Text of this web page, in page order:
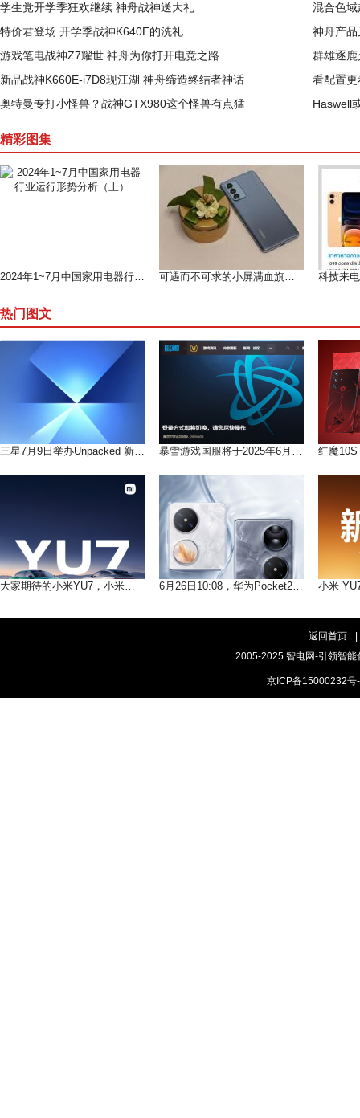
学生党开学季狂欢继续 神舟战神送大礼
混合色
特价君登场 开学季战神K640E的洗礼
神舟产
游戏笔电战神Z7耀世 神舟为你打开电竞之路
群雄逐
新品战神K660E-i7D8现江湖 神舟缔造终结者神话
看配置
奥特曼专打小怪兽？战神GTX980这个怪兽有点猛
Haswell
精彩图集
2024年1~7月中国家用电器行业运行形势分析（上） 可遇而不可求的小屏满血旗舰--魅族 18测评
热门图文
三星7月9日举办Unpacked 新品发布会 多款新品将发布 暴雪游戏国服将于2025年6月25日起将切换为网易账号
大家期待的小米YU7，小米的首款SUV将于6月26日见 6月26日10:08，华为Pocket2优享版即将登场
返回首页
2005-2025 智电网-引领智
京ICP备15000232号